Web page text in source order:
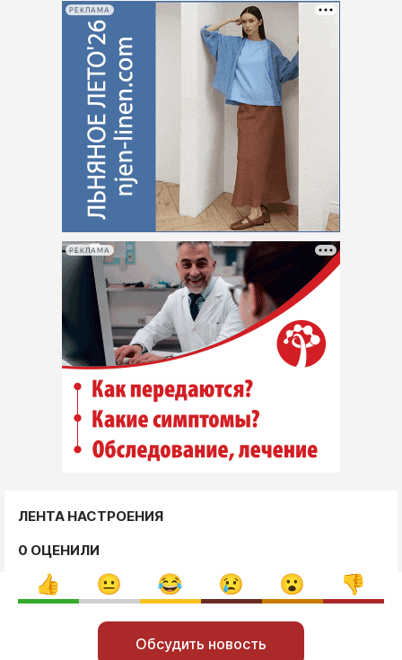
РЕКЛАМА
РЕКЛАМА
ЛЕНТА НАСТРОЕНИЯ
0 ОЦЕНИЛИ
Обсудить новость